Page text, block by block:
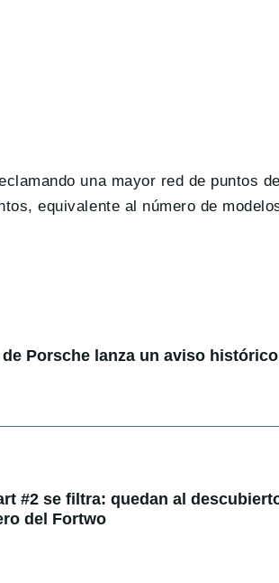
una mayor red de puntos
equivalente al número de
de Porsche lanza un aviso
#2 se filtra: quedan al
del Fortwo